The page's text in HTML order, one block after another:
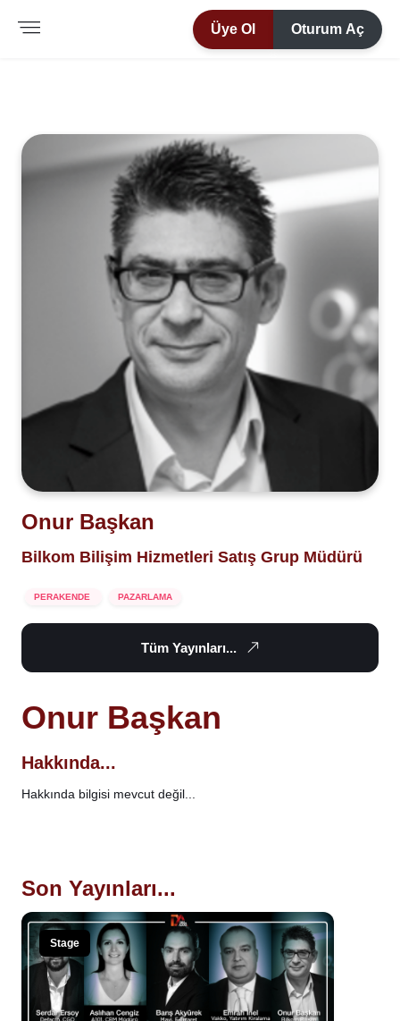
Üye Ol Oturum Aç
Onur Başkan
Bilkom Bilişim Hizmetleri Satış Grup Müdürü
PERAKENDE PAZARLAMA
Tüm Yayınları...
Onur Başkan
Hakkında...
Hakkında bilgisi mevcut değil...
Son Yayınları...
Stage